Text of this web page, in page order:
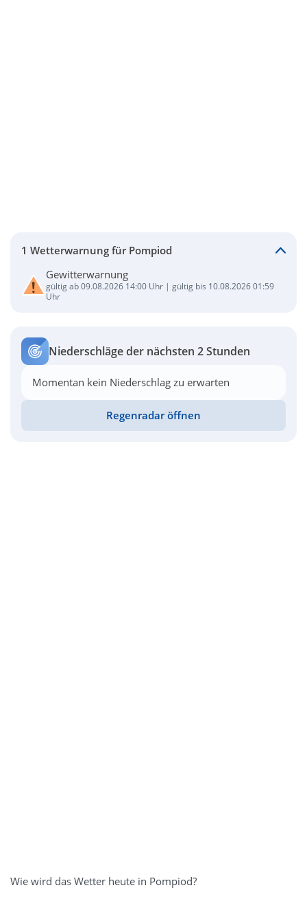
1 Wetterwarnung für Pompiod
Gewitterwarnung
gültig ab 09.08.2026 14:00 Uhr | gültig bis 10.08.2026 01:59
Uhr
Niederschläge der nächsten 2 Stunden
Momentan kein Niederschlag zu erwarten
Regenradar öffnen
Wie wird das Wetter heute in Pompiod?